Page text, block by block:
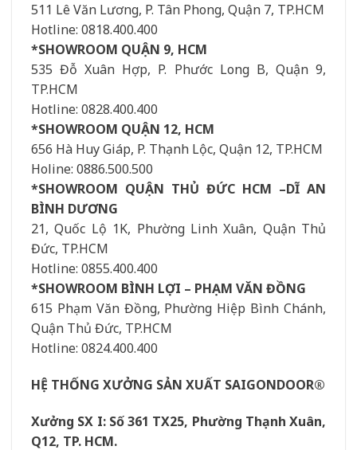
511 Lê Văn Lương, P. Tân Phong, Quận 7, TP.HCM
Hotline: 0818.400.400
*SHOWROOM QUẬN 9, HCM
535 Đỗ Xuân Hợp, P. Phước Long B, Quận 9,
TP.HCM
Hotline: 0828.400.400
*SHOWROOM QUẬN 12, HCM
656 Hà Huy Giáp, P. Thạnh Lộc, Quận 12, TP.HCM
Holine: 0886.500.500
*SHOWROOM QUẬN THỦ ĐỨC HCM –DĨ AN
BÌNH DƯƠNG
21, Quốc Lộ 1K, Phường Linh Xuân, Quận Thủ
Đức, TP.HCM
Hotline: 0855.400.400
*SHOWROOM BÌNH LỢI – PHẠM VĂN ĐỒNG
615 Phạm Văn Đồng, Phường Hiệp Bình Chánh,
Quận Thủ Đức, TP.HCM
Hotline: 0824.400.400
HỆ THỐNG XƯỞNG SẢN XUẤT SAIGONDOOR®
Xưởng SX I: Số 361 TX25, Phường Thạnh Xuân,
Q12, TP. HCM.